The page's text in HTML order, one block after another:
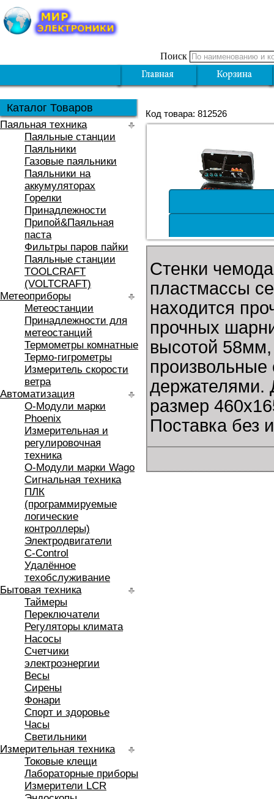
Поиск
Каталог Товаров
Паяльная техника
Паяльные станции
Паяльники
Газовые паяльники
Паяльники на
аккумуляторах
Горелки
Принадлежности
Припой&Паяльная
паста
Фильтры паров пайки
Паяльные станции
TOOLCRAFT
(VOLTCRAFT)
Метеоприборы
Метеостанции
Принадлежности для
метеостанций
Термометры комнатные
Термо-гигрометры
Измеритель скорости
ветра
Автоматизация
O-Модули марки
Phoenix
Измерительная и
регулировочная
техника
O-Модули марки Wago
Сигнальная техника
ПЛК
(программируемые
логические
контроллеры)
Электродвигатели
C-Control
Удалённое
техобслуживание
Бытовая техника
Таймеры
Переключатели
Регуляторы климата
Насосы
Счетчики
электроэнергии
Весы
Сирены
Фонари
Спорт и здоровье
Часы
Светильники
Измерительная техника
Токовые клещи
Лабораторные приборы
Измерители LCR
Код товара: 812526
Стенки
пластмассы
находится
прочных
высотой
произвольные
держателями.
размер
Поставка без